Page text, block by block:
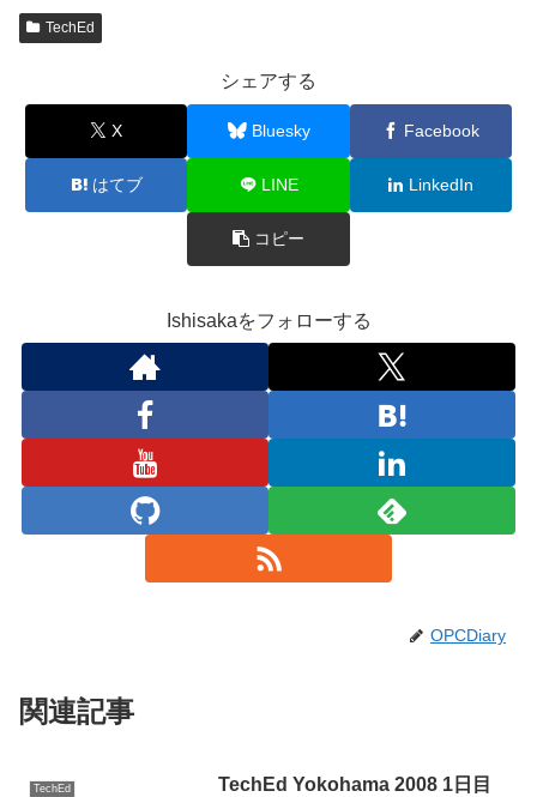
TechEd
シェアする
X Bluesky Facebook
はてブ LINE LinkedIn
コピー
Ishisakaをフォローする
OPCDiary
関連記事
TechEd
TechEd Yokohama 2008 1日目